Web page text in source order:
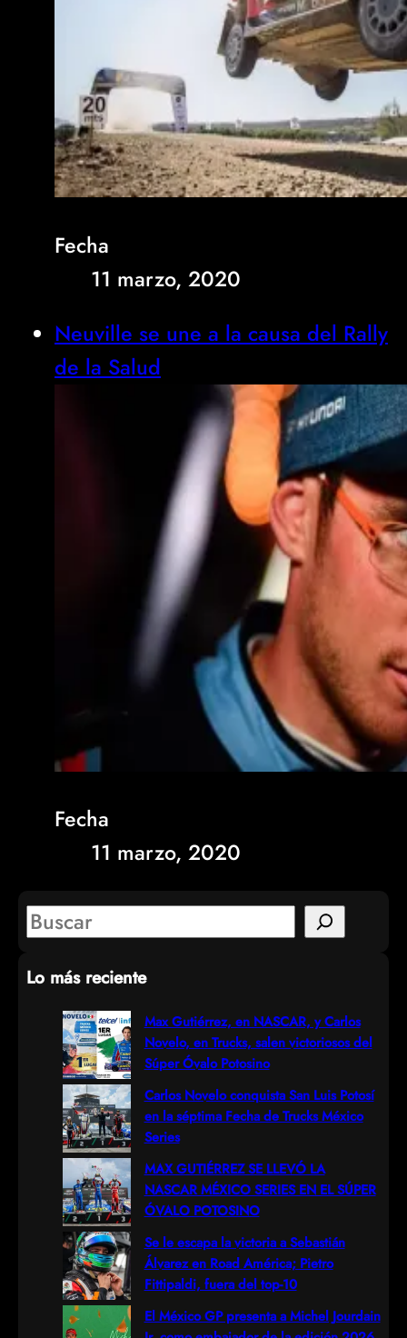
Fecha
11 marzo, 2020
Neuville se une a la causa del Rally
de la Salud
Fecha
11 marzo, 2020
S
a
Lo más reciente
Max Gutiérrez, en NASCAR, y Carlos
Novelo, en Trucks, salen victoriosos del
Súper Óvalo Potosino
Carlos Novelo conquista San Luis Potosí
en la séptima Fecha de Trucks México
Series
MAX GUTIÉRREZ SE LLEVÓ LA
NASCAR MÉXICO SERIES EN EL SÚPER
ÓVALO POTOSINO
Se le escapa la victoria a Sebastián
Álvarez en Road América; Pietro
Fittipaldi, fuera del top-10
El México GP presenta a Michel Jourdain